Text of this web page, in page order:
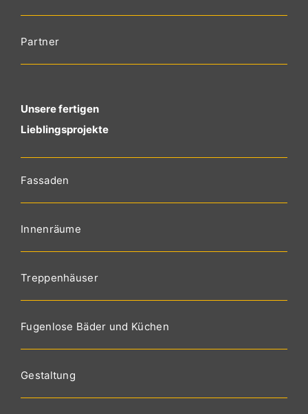
Partner
Unsere fertigen
Lieblingsprojekte
Fassaden
Innenräume
Treppenhäuser
Fugenlose Bäder und Küchen
Gestaltung